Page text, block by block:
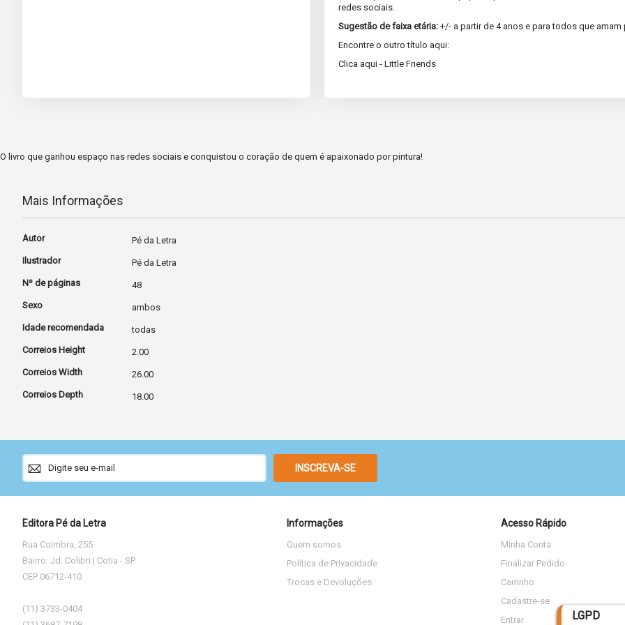
LGPD
redes sociais.
Sugestão de faixa etária: +/- a partir de 4 anos e para todos que amam
Encontre o outro título aqui:
Clica aqui - Little Friends
O livro que ganhou espaço nas redes sociais e conquistou o coração de quem é apaixonado por pintura!
Mais Informações
Mais
Autor
Pé da Letra
Ilustrador
Pé da Letra
Nº de páginas
48
Sexo
ambos
Idade recomendada
todas
Correios Height
2.00
Correios Width
26.00
Correios Depth
18.00
Sign
Up
for
Our
INSCREVA-SE
Editora Pé da Letra
Rua Coimbra, 255
Bairro: Jd. Colibri | Cotia - SP
CEP 06712-410
(11) 3733-0404
Informações
Quem somos
Política de Privacidade
Trocas e Devoluções
Acesso Rápido
Minha Conta
Finalizar Pedido
Carrinho
Cadastre-se
Entrar